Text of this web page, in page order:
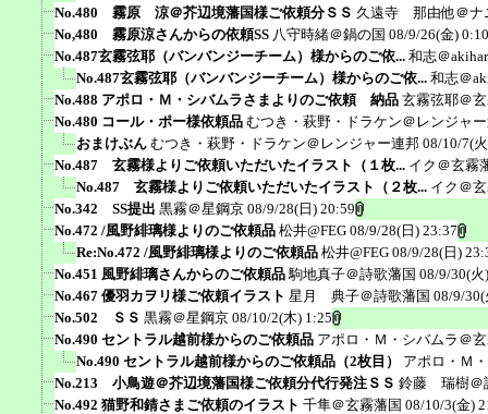
No.480 霧原 涼＠芥辺境藩国様ご依頼分ＳＳ 久遠寺 那由他＠ナ
No,480 霧原涼さんからの依頼SS 八守時緒＠鍋の国 08/9/26(金) 0:10
No.487玄霧弦耶（バンバンジーチーム）様からのご依... 和志＠
No.487玄霧弦耶（バンバンジーチーム）様からのご依... 和志＠
No.488 アポロ・Ｍ・シバムラさまよりのご依頼 納品 玄霧弦耶＠
No.480 コール・ポー様依頼品 むつき・萩野・ドラケン＠レンジャ
おまけぶん むつき・萩野・ドラケン＠レンジャー連邦 08/10/7(
No.487 玄霧様よりご依頼いただいたイラスト（１枚... イク＠玄霧
No.487 玄霧様よりご依頼いただいたイラスト（２枚... イク＠
No.342 SS提出 黒霧＠星鋼京 08/9/28(日) 20:59
No.472 /風野緋璃様よりのご依頼品 松井@FEG 08/9/28(日) 23:37
Re:No.472 /風野緋璃様よりのご依頼品 松井@FEG 08/9/28(日)
No.451 風野緋璃さんからのご依頼品 駒地真子＠詩歌藩国 08/9/30(火
No.467 優羽カヲリ様ご依頼イラスト 星月 典子＠詩歌藩国 08/9/30(
No.502 ＳＳ 黒霧＠星鋼京 08/10/2(木) 1:25
No.490 セントラル越前様からのご依頼品 アポロ・Ｍ・シバムラ＠
No.490 セントラル越前様からのご依頼品（2枚目）
アポロ・Ｍ
No.213 小鳥遊＠芥辺境藩国様ご依頼分代行発注ＳＳ 鈴藤 瑞樹＠
No.492 猫野和錆さまご依頼のイラスト 千隼＠玄霧藩国 08/10/3(金)